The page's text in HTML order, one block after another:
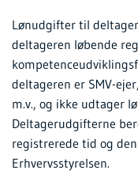
Lønudgifter til
deltageren løbende
deltageren er SMV-
m.v., og ikke udtager
Deltagerudgifterne
registrerede tid og
Erhvervsstyrelsen.